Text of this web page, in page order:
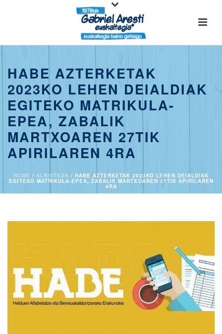
HABE AZTERKETAK
2023KO LEHEN DEIALDIAK
EGITEKO MATRIKULA-
EPEA, ZABALIK
MARTXOAREN 27TIK
APIRILAREN 4RA
HOME / ALBISTEAK / HABE AZTERKETAK 2023KO LEHEN DEIALDIAK
EGITEKO MATRIKULA-EPEA, ZABALIK MARTXOAREN 27TIK APIRILAREN
4RA